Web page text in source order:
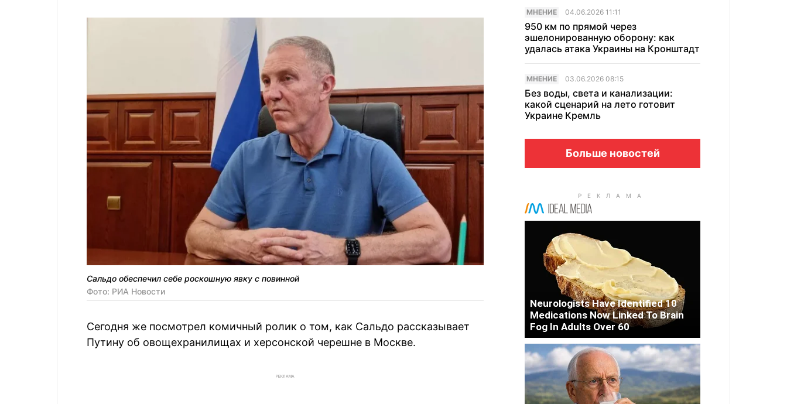
Сальдо обеспечил себе роскошную явку с повинной
Фото: РИА Новости
Сегодня же посмотрел комичный ролик о том, как Сальдо рассказывает
Путину об овощехранилищах и херсонской черешне в Москве.
РЕКЛАМА
МНЕНИЕ 04.06.2026 11:11
950 км по прямой через
эшелонированную оборону: как
удалась атака Украины на Кронштадт
МНЕНИЕ 03.06.2026 08:15
Без воды, света и канализации:
какой сценарий на лето готовит
Украине Кремль
Больше новостей